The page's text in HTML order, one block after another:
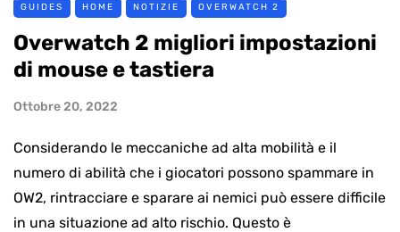
GUIDES HOME NOTIZIE OVERWATCH 2
Overwatch 2 migliori impostazioni
di mouse e tastiera
Ottobre 20, 2022
Considerando le meccaniche ad alta mobilità e il
numero di abilità che i giocatori possono spammare in
OW2, rintracciare e sparare ai nemici può essere difficile
in una situazione ad alto rischio. Questo è